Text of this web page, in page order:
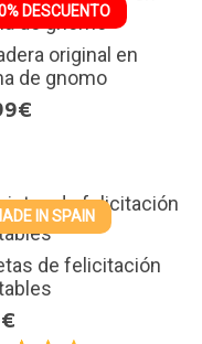
DESCUENTO
original en
de gnomo
IN SPAIN
de felicitación